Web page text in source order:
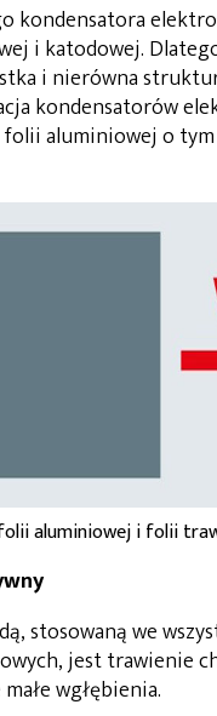
kondensatora
i katodowej.
i nierówna
kondensatorów
aluminiowej o
folii aluminiowej i folii
stosowaną we
jest trawienie
wgłębienia.